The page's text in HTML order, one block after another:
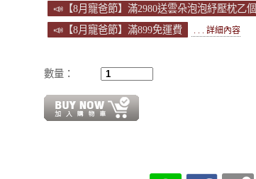
📣【8月寵爸節】滿2980送雲朵泡泡紓壓枕乙個
📣【8月寵爸節】滿899免運費
. . . 詳細內容
數量：